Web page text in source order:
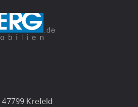
Krefeld